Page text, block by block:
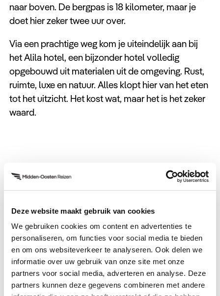
Deze website maakt gebruik van cookies
We gebruiken cookies om content en advertenties te
personaliseren, om functies voor social media te bieden
en om ons websiteverkeer te analyseren. Ook delen we
informatie over uw gebruik van onze site met onze
partners voor social media, adverteren en analyse. Deze
partners kunnen deze gegevens combineren met andere
naar boven. De bergpas is 18 kilometer, maar je
doet hier zeker twee uur over.
Via een prachtige weg kom je uiteindelijk aan bij
het Alila hotel, een bijzonder hotel volledig
opgebouwd uit materialen uit de omgeving. Rust,
ruimte, luxe en natuur. Alles klopt hier van het eten
tot het uitzicht. Het kost wat, maar het is het zeker
waard.
Wat een happening, de geitenmarkt in Nizwa.
Wanneer je naar Oman reist moet je zorgen dat je
op donderdag of vrijdag in Nizwa bent. Hier vindt
dan namelijk de wekelijkse geiten- / veemarkt
plaats.